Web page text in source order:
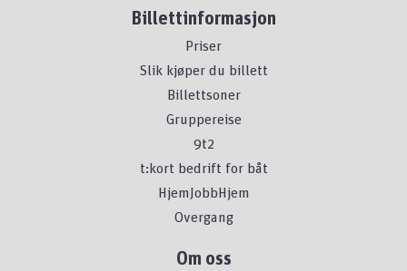
Billettinformasjon
Priser
Slik kjøper du billett
Billettsoner
Gruppereise
9t2
t:kort bedrift for båt
HjemJobbHjem
Overgang
Om oss